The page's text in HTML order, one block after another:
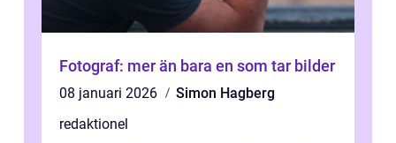
Fotograf: mer än bara en som tar bilder
08 januari 2026
Simon Hagberg
redaktionel